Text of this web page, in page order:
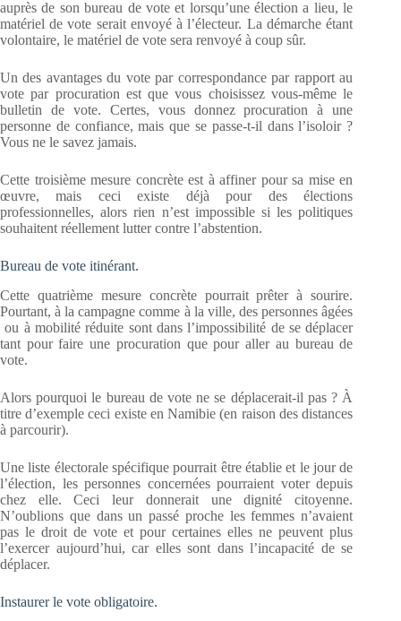
auprès de son bureau de vote et lorsqu’une élection a lieu, le
matériel de vote serait envoyé à l’électeur. La démarche étant
volontaire, le matériel de vote sera renvoyé à coup sûr.
Un des avantages du vote par correspondance par rapport au
vote par procuration est que vous choisissez vous-même le
bulletin de vote. Certes, vous donnez procuration à une
personne de confiance, mais que se passe-t-il dans l’isoloir ?
Vous ne le savez jamais.
Cette troisième mesure concrète est à affiner pour sa mise en
œuvre, mais ceci existe déjà pour des élections
professionnelles, alors rien n’est impossible si les politiques
souhaitent réellement lutter contre l’abstention.
Bureau de vote itinérant.
Cette quatrième mesure concrète pourrait prêter à sourire.
Pourtant, à la campagne comme à la ville, des personnes âgées
ou à mobilité réduite sont dans l’impossibilité de se déplacer
tant pour faire une procuration que pour aller au bureau de
vote.
Alors pourquoi le bureau de vote ne se déplacerait-il pas ? À
titre d’exemple ceci existe en Namibie (en raison des distances
à parcourir).
Une liste électorale spécifique pourrait être établie et le jour de
l’élection, les personnes concernées pourraient voter depuis
chez elle. Ceci leur donnerait une dignité citoyenne.
N’oublions que dans un passé proche les femmes n’avaient
pas le droit de vote et pour certaines elles ne peuvent plus
l’exercer aujourd’hui, car elles sont dans l’incapacité de se
déplacer.
Instaurer le vote obligatoire.